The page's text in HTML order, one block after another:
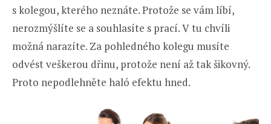
s kolegou, kterého neznáte. Protože se vám líbí,
nerozmýšlíte se a souhlasíte s prací. V tu chvíli
možná narazíte. Za pohledného kolegu musíte
odvést veškerou dřinu, protože není až tak šikovný.
Proto nepodlehněte haló efektu hned.